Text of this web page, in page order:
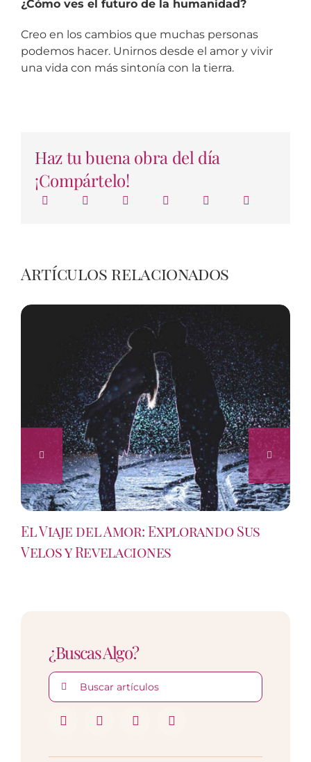
¿Cómo ves el futuro de la humanidad?
Creo en los cambios que muchas personas
podemos hacer. Unirnos desde el amor y vivir
una vida con más sintonía con la tierra.
Haz tu buena obra del día
¡Compártelo!
Artículos relacionados
El Viaje del Amor: Explorando Sus
Velos y Revelaciones
¿Buscas Algo?
Buscar: